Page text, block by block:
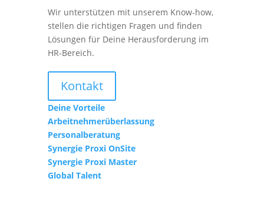
Wir unterstützen mit unserem Know-how,
stellen die richtigen Fragen und finden
Lösungen für Deine Herausforderung im
HR-Bereich.
Kontakt
Deine Vorteile
Arbeitnehmerüberlassung
Personalberatung
Synergie Proxi OnSite
Synergie Proxi Master
Global Talent